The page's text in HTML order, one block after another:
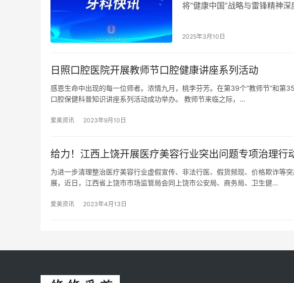
将”健康中国”战略与雷锋精神
2025年3月10日
日照口腔医院开展教师节口腔健康讲座系列活动
感恩生命中出现的每一位师者。浓情九月，桃李芬芳。在第39个“教师节”和第
口腔保健科普知识讲座系列活动成功举办。 教师节来临之际，…
爱美资讯 2023年9月10日
给力！江西上饶开展医疗美容行业突出问题专项治理行
为进一步清理整治医疗美容行业虚假宣传、非法行医、假货频现、价格欺诈等
展，近日，江西省上饶市市场监管局会同上饶市公安局、商务局、卫生健…
爱美资讯 2023年4月13日